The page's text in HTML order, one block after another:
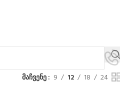
მაჩვენე 9 12 18 24